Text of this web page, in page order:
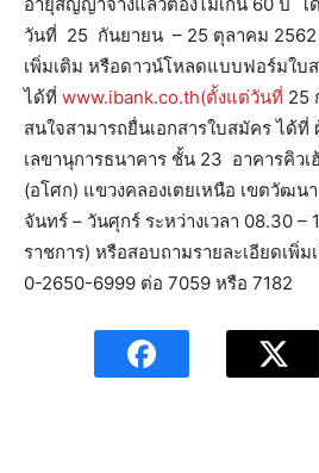
วันที่ 25 กันยายน – 25 ตุลาคม 2562
เพิ่มเติม หรือดาวน์โหลดแบบฟอร์มใบ
ได้ที่ www.ibank.co.th(ตั้งแต่วันที่ 25
สนใจสามารถยื่นเอกสารใบสมัคร ได้ที่
เลขานุการธนาคาร ชั้น 23 อาคารคิว
(อโศก) แขวงคลองเตยเหนือ เขตวัฒนา
จันทร์ – วันศุกร์ ระหว่างเวลา 08.30 –
ราชการ) หรือสอบถามรายละเอียดเพิ่
0-2650-6999 ต่อ 7059 หรือ 7182